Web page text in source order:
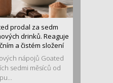
prodal za sedm
drinků. Reaguje
a čistém složení
nápojů Goated
sedmi měsíců od